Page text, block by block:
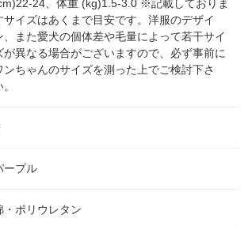
24、体重 (kg)1.5-3.0 ※記載しておりま
サイズはあくまで目安です。洋服のデザイ
、また愛犬の個体差や毛量によって若干サイ
が異なる場合がございますので、必ず事前に
ンちゃんのサイズを測った上でご検討下さ
ープル
・ポリウレタン